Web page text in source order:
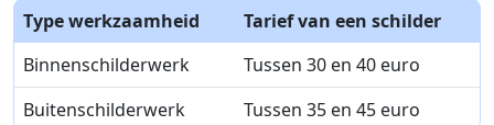
Type werkzaamheid
Tarief van een schilder
Binnenschilderwerk
Tussen 30 en 40 euro
Buitenschilderwerk
Tussen 35 en 45 euro